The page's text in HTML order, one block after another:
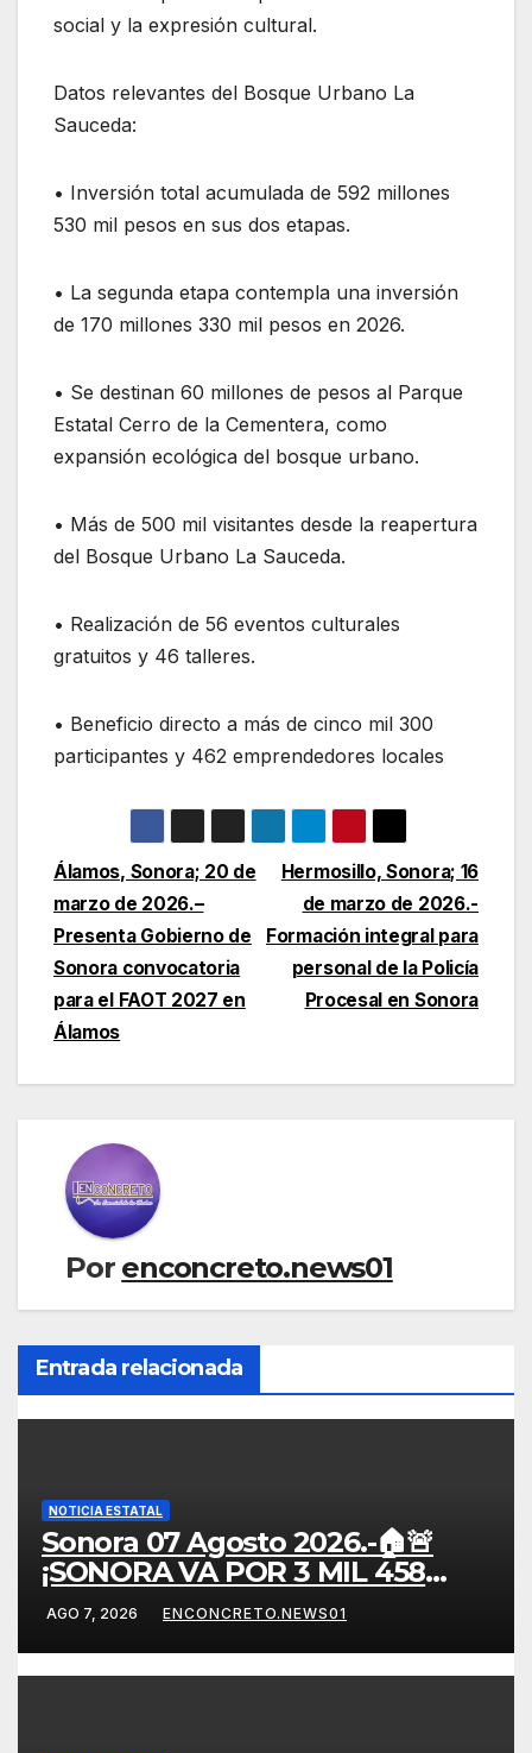
social y la expresión cultural.
Datos relevantes del Bosque Urbano La
Sauceda:
• Inversión total acumulada de 592 millones
530 mil pesos en sus dos etapas.
• La segunda etapa contempla una inversión
de 170 millones 330 mil pesos en 2026.
• Se destinan 60 millones de pesos al Parque
Estatal Cerro de la Cementera, como
expansión ecológica del bosque urbano.
• Más de 500 mil visitantes desde la reapertura
del Bosque Urbano La Sauceda.
• Realización de 56 eventos culturales
gratuitos y 46 talleres.
• Beneficio directo a más de cinco mil 300
participantes y 462 emprendedores locales
Navegación
de
entradas
Hermosillo, Sonora; 16
de marzo de 2026.-
Formación integral para
personal de la Policía
Procesal en Sonora
Álamos, Sonora; 20 de
marzo de 2026.–
Presenta Gobierno de
Sonora convocatoria
para el FAOT 2027 en
Álamos
Por enconcreto.news01
Entrada relacionada
NOTICIA ESTATAL
Sonora 07 Agosto 2026.-🏠🚨
¡SONORA VA POR 3 MIL 458
NUEVAS VIVIENDAS! DURAZO
IMPULSA EL PROGRAMA DE
VIVIENDA PARA EL BIENESTAR 🏘️
AGO 7, 2026 ENCONCRETO.NEWS01